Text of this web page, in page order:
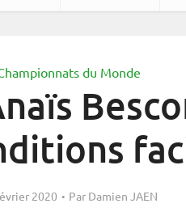
du Monde
2020 Par Damien JAEN